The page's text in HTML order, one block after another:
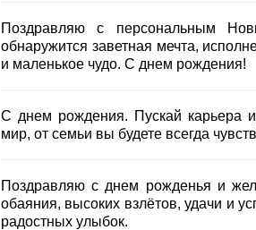
Поздравляю с персональным
обнаружится заветная мечта,
и маленькое чудо. С днем рождения!
С днем рождения. Пускай карьера
мир, от семьи вы будете всегда
Поздравляю с днем рожденья и
обаяния, высоких взлётов, удачи и
радостных улыбок.